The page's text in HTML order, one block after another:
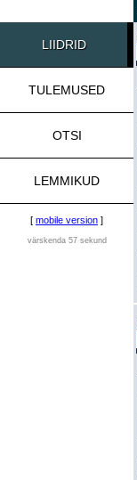
LIIDRID
TULEMUSED
OTSI
LEMMIKUD
[ mobile version ]
värskenda 57 sekund